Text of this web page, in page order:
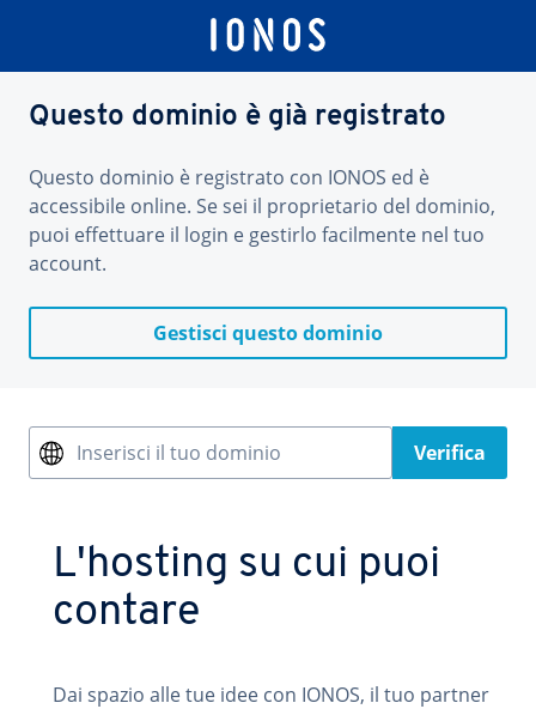
Questo dominio è già registrato
Questo dominio è registrato con IONOS ed è
accessibile online. Se sei il proprietario del dominio,
puoi effettuare il login e gestirlo facilmente nel tuo
account.
Gestisci questo dominio
Inserisci il tuo dominio Verifica
L'hosting su cui puoi
contare
Dai spazio alle tue idee con IONOS, il tuo partner